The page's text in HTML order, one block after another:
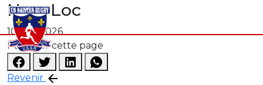
New Loc
10 juin 2026
Revenir
Partager cette page